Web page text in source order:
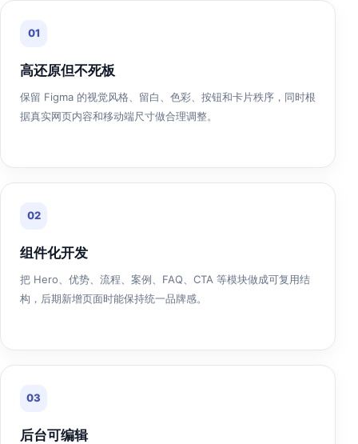
01
高还原但不死板
保留 Figma 的视觉风格、留白、色彩、按钮和卡片秩序，同时根
据真实网页内容和移动端尺寸做合理调整。
02
组件化开发
把 Hero、优势、流程、案例、FAQ、CTA 等模块做成可复用结
构，后期新增页面时能保持统一品牌感。
03
后台可编辑